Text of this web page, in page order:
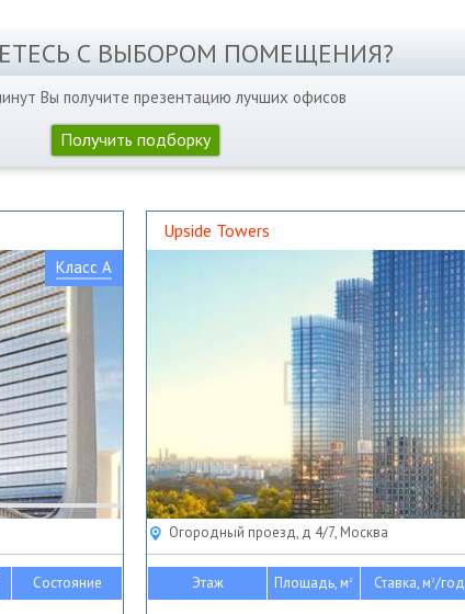
С ВЫБОРОМ ПОМЕЩЕНИЯ?
Вы получите презентацию лучших офисов
Получить подборку
Класс A
Состояние
Upside Towers
Огородный проезд, д 4/7, Москва
Этаж Площадь, м2 Ставка, м2/год